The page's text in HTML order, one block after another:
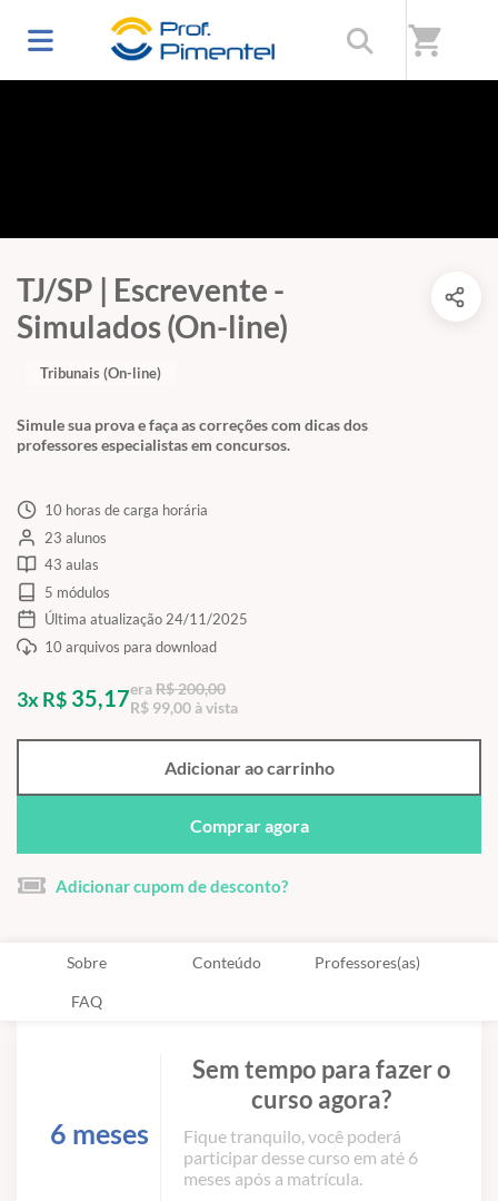
shopping_cart
TJ/SP | Escrevente -
Simulados (On-line)
Simule sua prova e faça as correções com dicas dos
professores especialistas em concursos.
Tribunais (On-line)
10 horas de carga horária
23 alunos
43 aulas
5 módulos
Última atualização 24/11/2025
10 arquivos para download
3x R$ 35,17eraR$ 200,00
R$ 99,00 à vista
Adicionar ao carrinho
Comprar agora
Adicionar cupom de desconto?
Sobre Conteúdo Professores(as)
FAQ
6 meses
Sem tempo para fazer o
curso agora?
Fique tranquilo, você poderá
participar desse curso em até 6
meses após a matrícula.